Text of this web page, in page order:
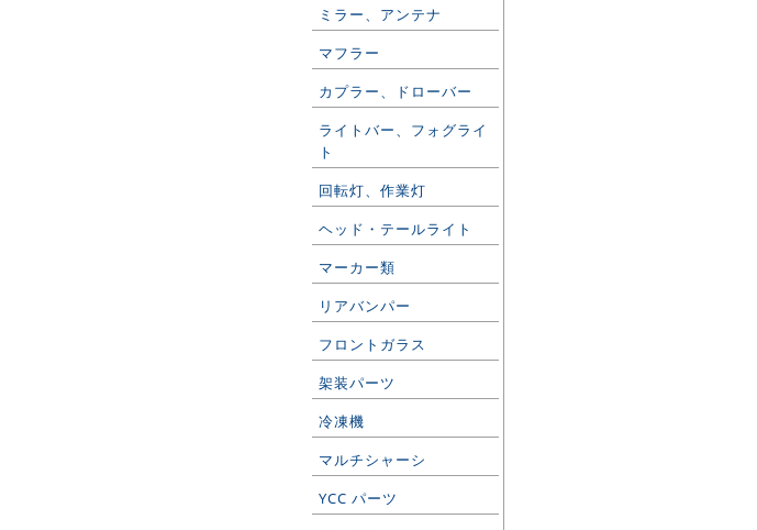
ミラー、アンテナ
マフラー
カプラー、ドローバー
ライトバー、フォグライ
ト
回転灯、作業灯
ヘッド・テールライト
マーカー類
リアバンパー
フロントガラス
架装パーツ
冷凍機
マルチシャーシ
YCC パーツ